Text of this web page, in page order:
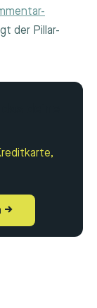
der Pillar-
→